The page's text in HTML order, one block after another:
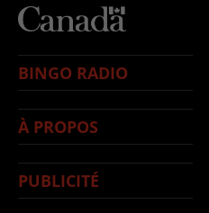
BINGO RADIO
À PROPOS
PUBLICITÉ